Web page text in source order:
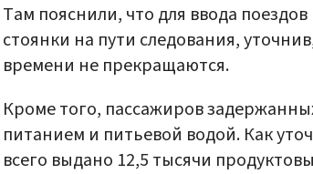
Там пояснили, что для ввода
стоянки на пути следования,
времени не прекращаются.
Кроме того, пассажиров
питанием и питьевой водой. Как
всего выдано 12,5 тысячи